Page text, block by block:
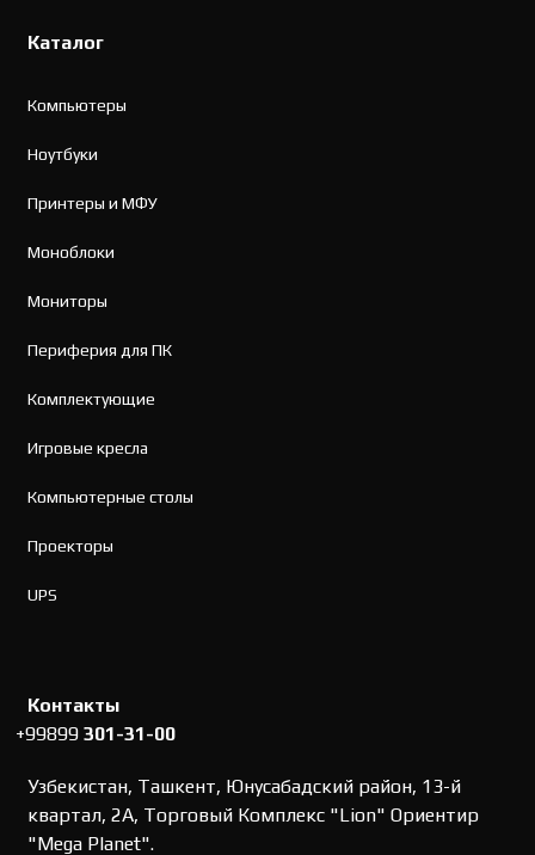
Каталог
Компьютеры
Ноутбуки
Принтеры и МФУ
Моноблоки
Мониторы
Периферия для ПК
Комплектующие
Игровые кресла
Компьютерные столы
Проекторы
UPS
Контакты
+99899301-31-00
Узбекистан, Ташкент, Юнусабадский район, 13-й
квартал, 2А, Торговый Комплекс "Lion" Ориентир
"Mega Planet".